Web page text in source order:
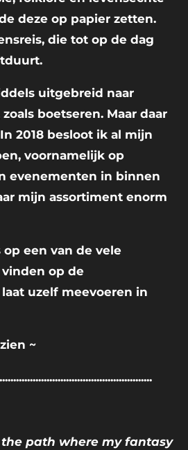
deze op papier zetten.
die tot op de dag
uitgebreid naar
boetseren. Maar daar
2018 besloot ik al mijn
voornamelijk op
evenementen in binnen
mijn assortiment enorm
een van de vele
op de
uzelf meevoeren in
~
path where my fantasy